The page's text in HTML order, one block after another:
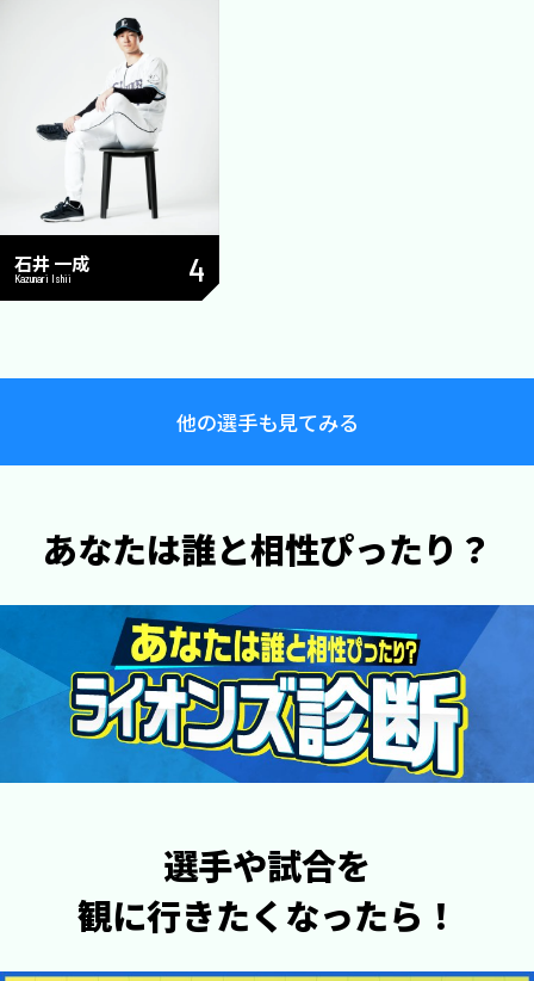
石井 一成
Kazunari Ishii 4
他の選手も見てみる
あなたは誰と相性ぴったり？
選手や試合を
観に行きたくなったら！